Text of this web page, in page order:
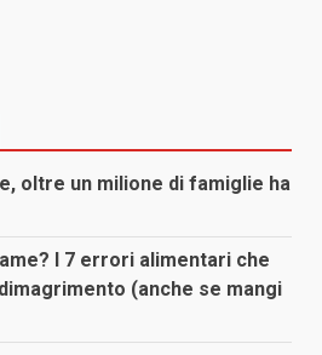
oltre un milione di famiglie ha
I 7 errori alimentari che
(anche se mangi